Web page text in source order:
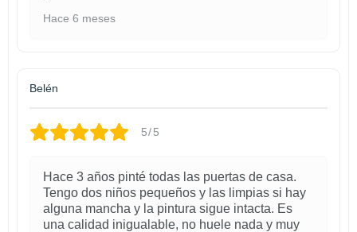
Hace 6 meses
Belén
5/5
Hace 3 años pinté todas las puertas de casa.
Tengo dos niños pequeños y las limpias si hay
alguna mancha y la pintura sigue intacta. Es
una calidad inigualable, no huele nada y muy